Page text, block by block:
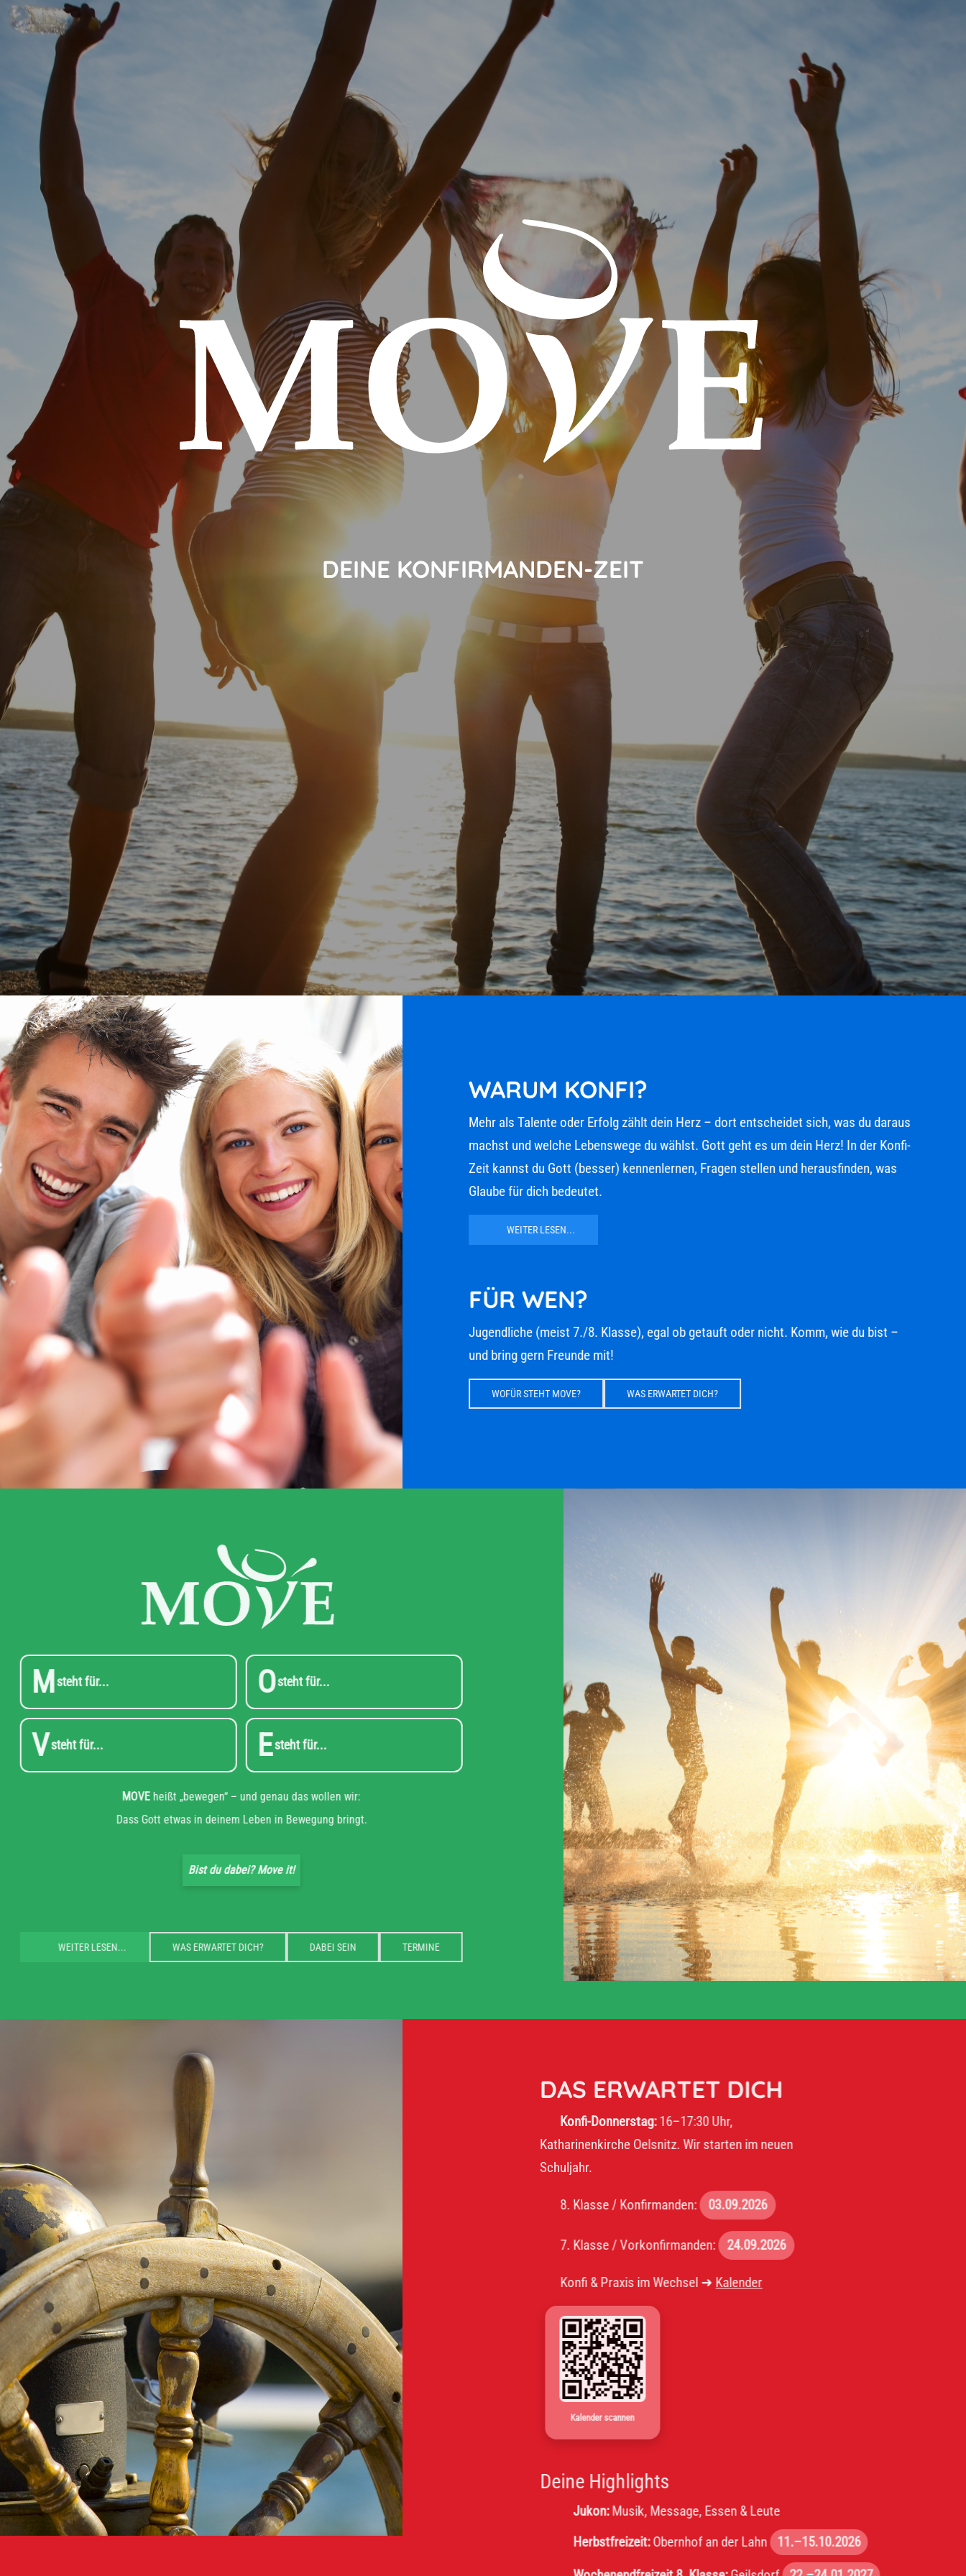
DEINE KONFIRMANDEN-ZEIT
WARUM KONFI?
Mehr als Talente oder Erfolg zählt dein Herz – dort entscheidet sich, was du daraus
machst und welche Lebenswege du wählst. Gott geht es um dein Herz! In der Konfi-
Zeit kannst du Gott (besser) kennenlernen, Fragen stellen und herausfinden, was
Glaube für dich bedeutet.
WEITER LESEN...
FÜR WEN?
Jugendliche (meist 7./8. Klasse), egal ob getauft oder nicht. Komm, wie du bist –
und bring gern Freunde mit!
WOFÜR STEHT MOVE? WAS ERWARTET DICH?
Msteht für... Osteht für...
Vsteht für... Esteht für...
MOVEheißt „bewegen“ – und genau das wollen wir:
Dass Gott etwas in deinem Leben in Bewegung bringt.
Bist du dabei? Move it!
WEITER LESEN... WAS ERWARTET DICH? DABEI SEIN
DAS ERWARTET DICH
Konfi-Donnerstag:16–17:30 Uhr,
Katharinenkirche Oelsnitz. Wir starten im neuen
Schuljahr.
8. Klasse / Konfirmanden: 03.09.2026
7. Klasse / Vorkonfirmanden: 24.09.2026
Konfi & Praxis im Wechsel ➜Kalender
Kalender scannen
Deine Highlights
Musik, Message, Essen & Leute
Herbstfreizeit:Obernhof an der Lahn 11.–15.10.2026